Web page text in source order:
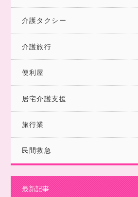
介護タクシー
介護旅行
便利屋
居宅介護支援
旅行業
民間救急
最新記事